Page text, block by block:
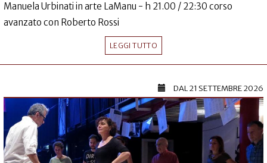
Manuela Urbinati in arte LaManu - h 21.00 / 22:30 corso
avanzato con Roberto Rossi
LEGGI TUTTO
DAL21 SETTEMBRE 2026